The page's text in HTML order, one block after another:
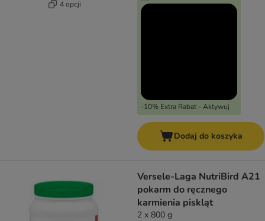
4 opcji
-10% Extra Rabat - Aktywuj
Dodaj do koszyka
Versele-Laga NutriBird A21
pokarm do ręcznego
karmienia piskląt
2 x 800 g